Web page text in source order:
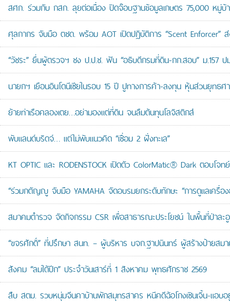
สศก. ร่วมกับ กสก. ลุยต่อเนื่อง ปิดจ๊อบฐานข้อมูลเกษตร 75,000 หมู่
ศุลกากร จับมือ ตชด. พร้อม AOT เปิดปฏิบัติการ “Scent Enforcer”
“วัชระ” ยื่นผู้ตรวจฯ ชง ป.ป.ช. ฟัน “อธิบดีกรมที่ดิน-กก.สอบ” ม.157 ป
นายกฯ เยือนอินโดนีเซียในรอบ 15 ปี ปูทางการค้า-ลงทุน หุ้นส่วนยุทธศ
ย้ายท่าเรือคลองเตย…อย่ามองแต่ที่ดิน จนลืมต้นทุนโลจิสติกส์
พับแลนด์บริดจ์… แต่ไม่พับแนวคิด “เชื่อม 2 ฝั่งทะเล”
KT OPTIC และ RODENSTOCK เปิดตัว ColorMatic® Dark ตอบโจ
“ร่วมกตัญญู จับมือ YAMAHA จัดอบรมยกระดับทักษะ “การดูแลเครื่อ
สมาคมตำรวจ จัดกิจกรรม CSR เพื่อสาธารณะประโยชน์ ในพื้นที่ป่าละอู
“ขจรศักดิ์” ที่ปรึกษา สนท. – ผู้บริหาร บจก.ฐาปนินทร์ ผู้สร้างป้ายสม
สังคม “ลมใต้ปีก” ประจำวันเสาร์ที่ 1 สิงหาคม พุทธศักราช 2569
สืบ สตม. รวบหนุ่มจีนคาบ้านพักสมุทรสาคร หนีคดีฉ้อโกงเซินเจิ้น-แอบอ